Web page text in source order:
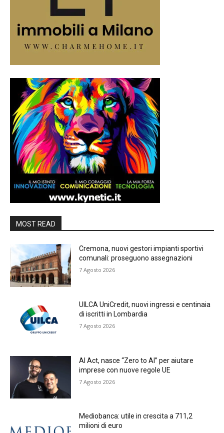
MOST READ
Cremona, nuovi gestori impianti sportivi
comunali: proseguono assegnazioni
7 Agosto 2026
UILCA UniCredit, nuovi ingressi e centinaia
di iscritti in Lombardia
7 Agosto 2026
AI Act, nasce “Zero to AI” per aiutare
imprese con nuove regole UE
7 Agosto 2026
Mediobanca: utile in crescita a 711,2
milioni di euro